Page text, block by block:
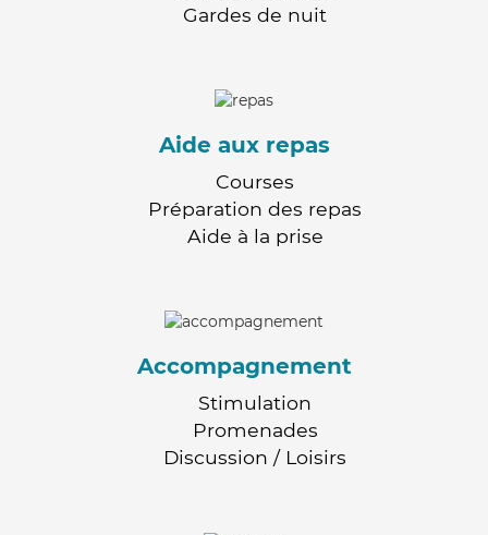
Gardes de nuit
Aide aux repas
Courses
Préparation des repas
Aide à la prise
Accompagnement
Stimulation
Promenades
Discussion / Loisirs